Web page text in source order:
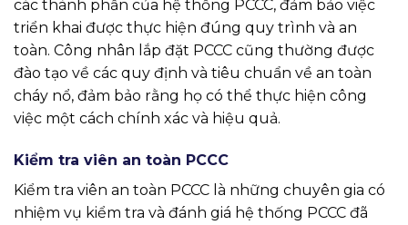
các thành phần của hệ thống PCCC, đảm bảo việc
triển khai được thực hiện đúng quy trình và an
toàn. Công nhân lắp đặt PCCC cũng thường được
đào tạo về các quy định và tiêu chuẩn về an toàn
cháy nổ, đảm bảo rằng họ có thể thực hiện công
việc một cách chính xác và hiệu quả.
Kiểm tra viên an toàn PCCC
Kiểm tra viên an toàn PCCC là những chuyên gia có
nhiệm vụ kiểm tra và đánh giá hệ thống PCCC đã